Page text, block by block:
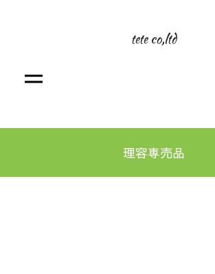
tete co,ltd
理容専売品